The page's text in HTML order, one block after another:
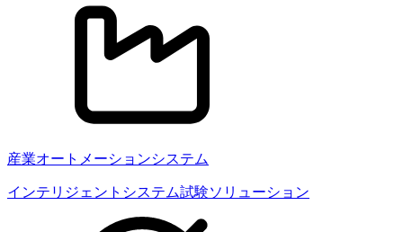
産業オートメーションシステム
インテリジェントシステム試験ソリューション